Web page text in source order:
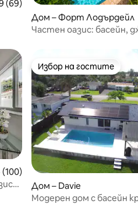
оценка: 4,99 от 5, 69 отзива
(69)
Дом – Форт Лодърдейл
Частен оазис: басейн,
оценка: 4,94 от 5, 100 отзива
Избор на гостите
Избор на гостите
Дом – Davie
Модерен дом с басейн